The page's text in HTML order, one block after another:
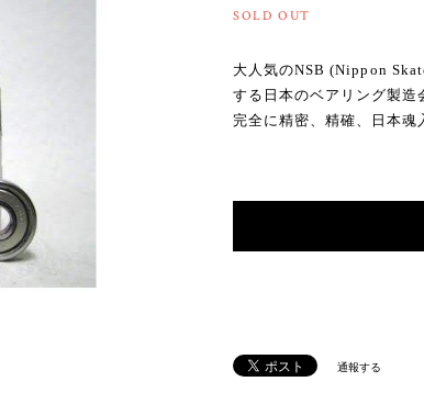
SOLD OUT
大人気のNSB (Nippon
する日本のベアリング製造
完全に精密、精確、日本魂
通報する